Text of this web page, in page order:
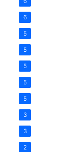
6
5
5
5
5
5
3
3
2